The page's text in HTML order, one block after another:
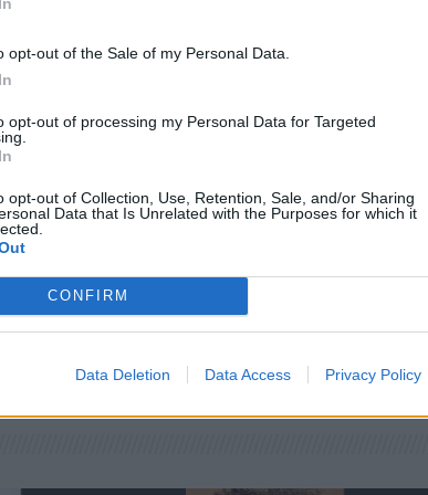
opt-out of the Sale of my Personal Data.
opt-out of processing my Personal Data for Targeted
opt-out of Collection, Use, Retention, Sale, and/or Sharing
Data that Is Unrelated with the Purposes for which it
CONFIRM
Data Deletion Data Access Privacy Policy